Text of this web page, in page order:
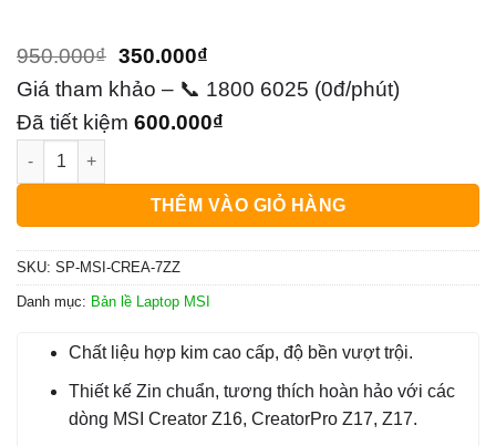
950.000₫ Giá
gốc
là:
350.000₫Giá
hiện
tại
350.000₫.
Giá tham khảo – 📞 1800 6025 (0đ/phút)
Đã tiết kiệm 600.000₫
Bản lề Laptop MSI Creator Z16, CreatorPro Z17, Z17 - Thay
THÊM VÀO GIỎ HÀNG
SKU: SP-MSI-CREA-7ZZ
Danh mục: Bản lề Laptop MSI
Chất liệu hợp kim cao cấp, độ bền vượt trội.
Thiết kế Zin chuẩn, tương thích hoàn hảo với các
dòng MSI Creator Z16, CreatorPro Z17, Z17.